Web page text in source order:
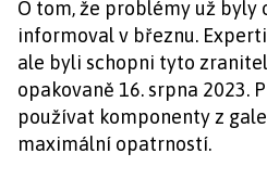
O tom, že problémy už byly
informoval v březnu.
ale byli schopni tyto
opakovaně 16. srpna 2023.
používat komponenty z
maximální opatrností.